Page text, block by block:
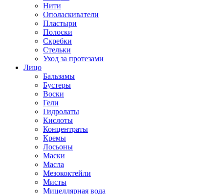
Нити
Ополаскиватели
Пластыри
Полоски
Скребки
Стельки
Уход за протезами
Лицо
Бальзамы
Бустеры
Воски
Гели
Гидролаты
Кислоты
Концентраты
Кремы
Лосьоны
Маски
Масла
Мезококтейли
Мисты
Мицеллярная вода